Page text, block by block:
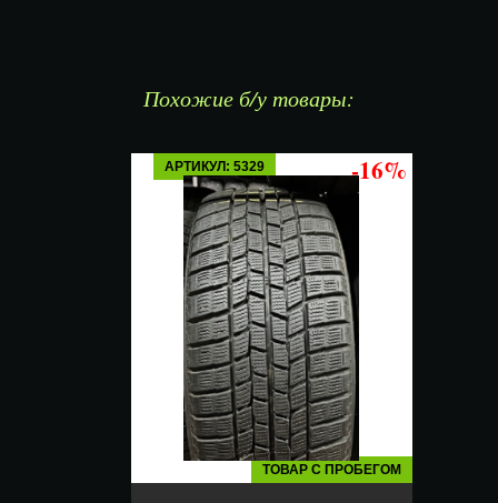
Похожие б/у товары:
АРТИКУЛ: 5329 -16%
ТОВАР С ПРОБЕГОМ